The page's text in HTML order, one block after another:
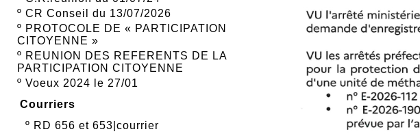
º CR Conseil du 13/07/2026
º PROTOCOLE DE « PARTICIPATION
CITOYENNE »
º REUNION DES REFERENTS DE LA
PARTICIPATION CITOYENNE
º Voeux 2024 le 27/01
Courriers
º RD 656 et 653|courrier